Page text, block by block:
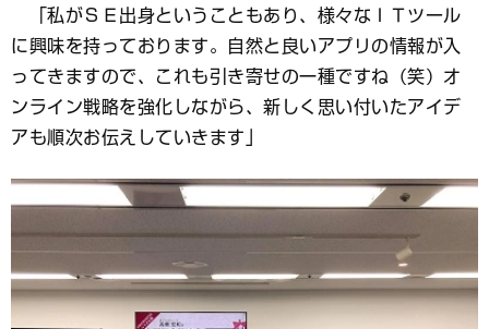
「私がＳＥ出身ということもあり、様々なＩＴツール
に興味を持っております。自然と良いアプリの情報が入
ってきますので、これも引き寄せの一種ですね（笑）オ
ンライン戦略を強化しながら、新しく思い付いたアイデ
アも順次お伝えしていきます」